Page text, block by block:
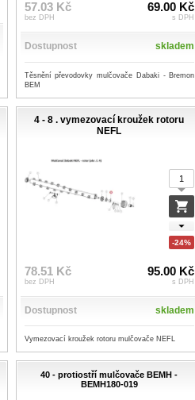
57.03 Kč
bez DPH
69.00 Kč
s DPH
Dostupnost skladem
Těsnění převodovky mulčovače Dabaki - Bremon
BEM
4 - 8 . vymezovací kroužek rotoru
NEFL
-24%
78.51 Kč
bez DPH
95.00 Kč
s DPH
Dostupnost skladem
Vymezovací kroužek rotoru mulčovače NEFL
40 - protiostří mulčovače BEMH -
BEMH180‐019